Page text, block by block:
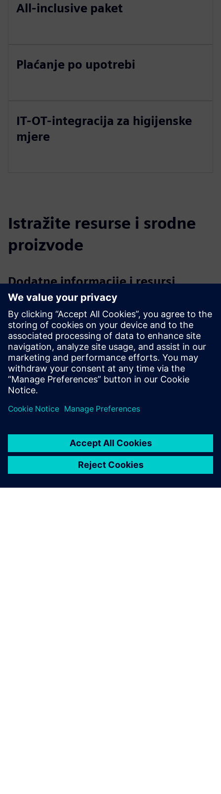
All-inclusive paket
Plaćanje po upotrebi
IT-OT-integracija za higijenske
mjere
Istražite resurse i srodne
proizvode
Dodatne informacije i resursi
Evonik - Aktivni kisiki - Water Hygiene as a Service
Čista kultivacija - Evonik elements 2/2024
Što je vodikov peroksid?
Proizvodi vodikovog peroksida tvrtke Evonik
Preduvjeti